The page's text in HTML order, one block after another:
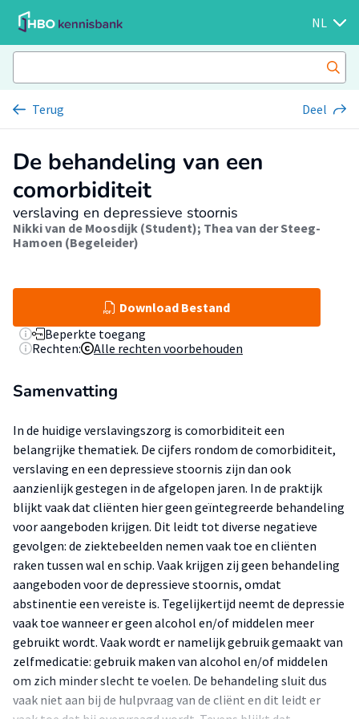
NL
Terug Deel
De behandeling van een
comorbiditeit
verslaving en depressieve stoornis
Nikki van de Moosdijk (Student); Thea van der Steeg-
Hamoen (Begeleider)
Download Bestand
Beperkte toegang
Rechten:
Alle rechten voorbehouden
Samenvatting
In de huidige verslavingszorg is comorbiditeit een
belangrijke thematiek. De cijfers rondom de comorbiditeit,
verslaving en een depressieve stoornis zijn dan ook
aanzienlijk gestegen in de afgelopen jaren. In de praktijk
blijkt vaak dat cliënten hier geen geïntegreerde behandeling
voor aangeboden krijgen. Dit leidt tot diverse negatieve
gevolgen: de ziektebeelden nemen vaak toe en cliënten
raken tussen wal en schip. Vaak krijgen zij geen behandeling
aangeboden voor de depressieve stoornis, omdat
abstinentie een vereiste is. Tegelijkertijd neemt de depressie
vaak toe wanneer er geen alcohol en/of middelen meer
gebruikt wordt. Vaak wordt er namelijk gebruik gemaakt van
zelfmedicatie: gebruik maken van alcohol en/of middelen
om zich minder slecht te voelen. De behandeling sluit dus
vaak niet aan bij de hulpvraag van de cliënt en dit leidt er